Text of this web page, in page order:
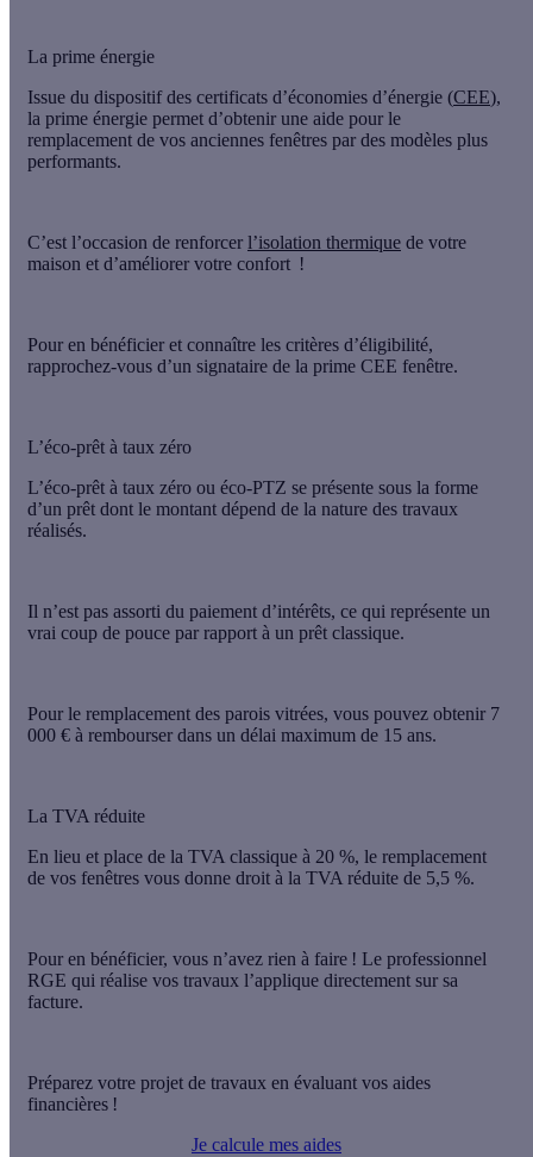
La prime énergie
Issue du dispositif des certificats d’économies d’énergie (CEE),
la prime énergie permet d’obtenir une aide pour le
remplacement de vos anciennes fenêtres par des modèles plus
performants.
C’est l’occasion de renforcer l’isolation thermique de votre
maison et d’améliorer votre confort !
Pour en bénéficier et connaître les critères d’éligibilité,
rapprochez-vous d’un signataire de la prime CEE fenêtre.
L’éco-prêt à taux zéro
L’éco-prêt à taux zéro ou éco-PTZ se présente sous la forme
d’un prêt dont le montant dépend de la nature des travaux
réalisés.
Il n’est pas assorti du paiement d’intérêts, ce qui représente un
vrai coup de pouce par rapport à un prêt classique.
Pour le remplacement des parois vitrées, vous pouvez obtenir 7
000 € à rembourser dans un délai maximum de 15 ans.
La TVA réduite
En lieu et place de la TVA classique à 20 %, le remplacement
de vos fenêtres vous donne droit à la TVA réduite de 5,5 %.
Pour en bénéficier, vous n’avez rien à faire ! Le professionnel
RGE qui réalise vos travaux l’applique directement sur sa
facture.
Préparez votre projet de travaux en évaluant vos aides
financières !
Je calcule mes aides